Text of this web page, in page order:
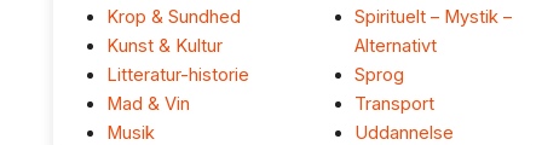
Krop & Sundhed
Kunst & Kultur
Litteratur-historie
Mad & Vin
Musik
Spirituelt – Mystik –
Alternativt
Sprog
Transport
Uddannelse